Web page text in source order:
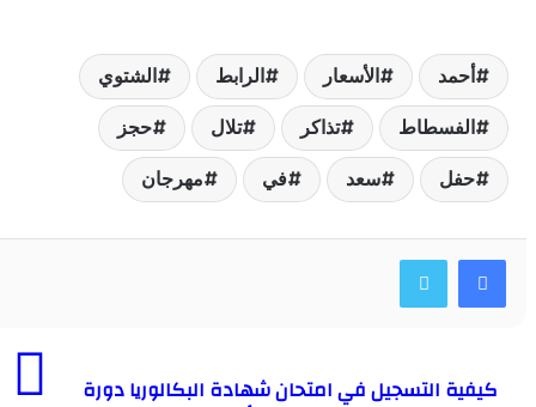
الأسعار الرابط الشتوي
تذاكر تلال حجز
سعد في مهرجان
التسجيل في امتحان شهادة البكالوريا دورة